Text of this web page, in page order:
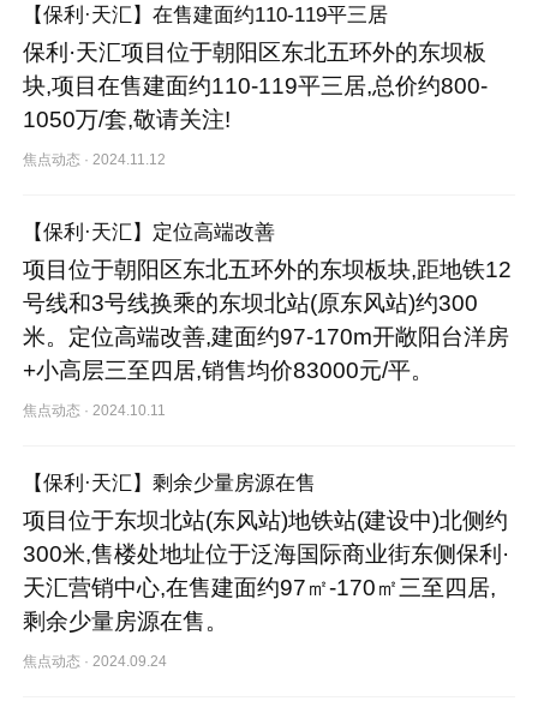
【保利·天汇】在售建面约110-119平三居
保利·天汇项目位于朝阳区东北五环外的东坝板
块,项目在售建面约110-119平三居,总价约800-
1050万/套,敬请关注!
焦点动态 ·2024.11.12
【保利·天汇】定位高端改善
项目位于朝阳区东北五环外的东坝板块,距地铁12
号线和3号线换乘的东坝北站(原东风站)约300
米。定位高端改善,建面约97-170m开敞阳台洋房
+小高层三至四居,销售均价83000元/平。
焦点动态 ·2024.10.11
【保利·天汇】剩余少量房源在售
项目位于东坝北站(东风站)地铁站(建设中)北侧约
300米,售楼处地址位于泛海国际商业街东侧保利·
天汇营销中心,在售建面约97㎡-170㎡三至四居,
剩余少量房源在售。
焦点动态 · 2024.09.24